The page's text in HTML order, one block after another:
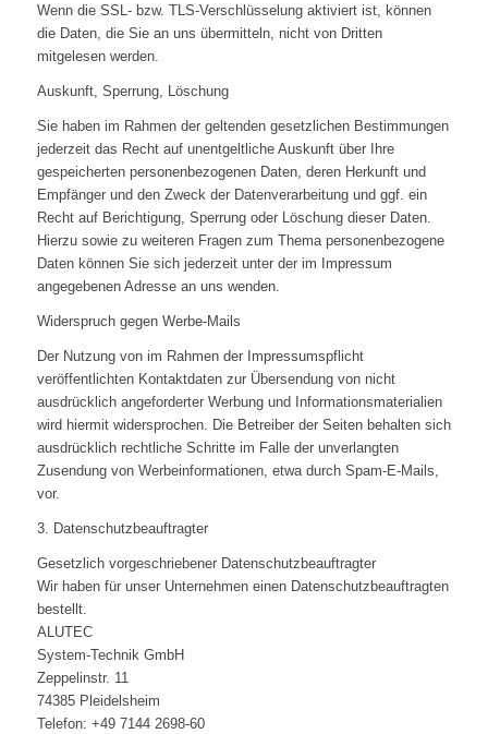
Wenn die SSL- bzw. TLS-Verschlüsselung aktiviert ist, können
die Daten, die Sie an uns übermitteln, nicht von Dritten
mitgelesen werden.
Auskunft, Sperrung, Löschung
Sie haben im Rahmen der geltenden gesetzlichen Bestimmungen
jederzeit das Recht auf unentgeltliche Auskunft über Ihre
gespeicherten personenbezogenen Daten, deren Herkunft und
Empfänger und den Zweck der Datenverarbeitung und ggf. ein
Recht auf Berichtigung, Sperrung oder Löschung dieser Daten.
Hierzu sowie zu weiteren Fragen zum Thema personenbezogene
Daten können Sie sich jederzeit unter der im Impressum
angegebenen Adresse an uns wenden.
Widerspruch gegen Werbe-Mails
Der Nutzung von im Rahmen der Impressumspflicht
veröffentlichten Kontaktdaten zur Übersendung von nicht
ausdrücklich angeforderter Werbung und Informationsmaterialien
wird hiermit widersprochen. Die Betreiber der Seiten behalten sich
ausdrücklich rechtliche Schritte im Falle der unverlangten
Zusendung von Werbeinformationen, etwa durch Spam-E-Mails,
vor.
3. Datenschutzbeauftragter
Gesetzlich vorgeschriebener Datenschutzbeauftragter
Wir haben für unser Unternehmen einen Datenschutzbeauftragten
bestellt.
ALUTEC
System-Technik GmbH
Zeppelinstr. 11
74385 Pleidelsheim
Telefon: +49 7144 2698-60